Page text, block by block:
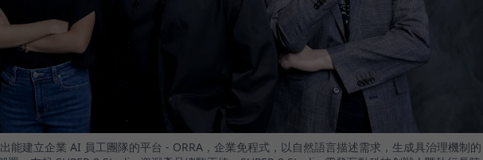
能建立企業 AI 員工團隊的平台 - ORRA，企業免程式，以自然語言描述需求，生成具治理機制的